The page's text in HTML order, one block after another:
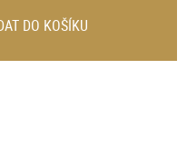
DO KOŠÍKU